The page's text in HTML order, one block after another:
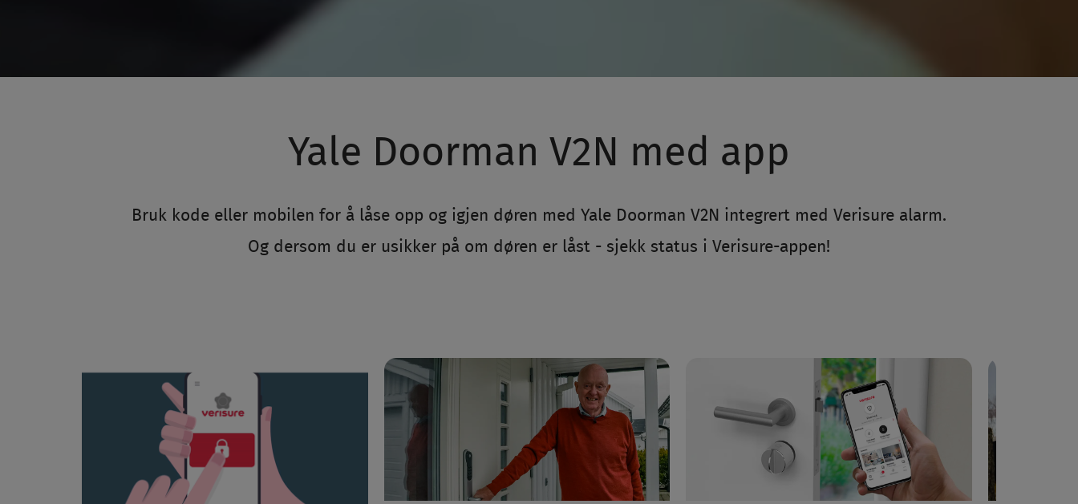
*
Yale Doorman V2N med app
Bruk kode eller mobilen for å låse opp og igjen døren med Yale Doorman V2N integrert med Verisure alarm.
Og dersom du er usikker på om døren er låst - sjekk status i Verisure-appen!